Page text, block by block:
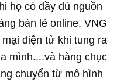
họ có đầy đủ nguồn
bán lẻ online, VNG
điện tử khi tung ra
mình....và hàng chục
chuyển từ mô hình